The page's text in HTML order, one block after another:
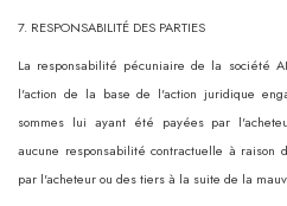
7. RESPONSABILITÉ DES PARTIES
La responsabilité pécuniaire de la société
l'action de la base de l'action juridique
sommes lui ayant été payées par
aucune responsabilité contractuelle à raison
par l'acheteur ou des tiers à la suite de la